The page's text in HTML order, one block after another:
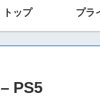
トップ プラ
PS5